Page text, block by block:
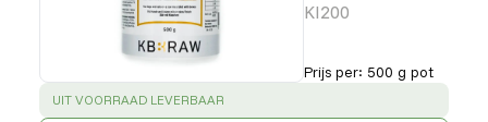
KI200
Prijs per: 500 g pot
SUCCESS:
UIT VOORRAAD LEVERBAAR